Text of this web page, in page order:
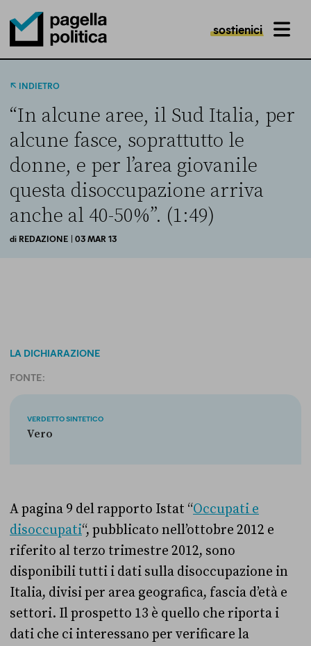
Pagella Politica Logo
sostienici MENU
INDIETRO
“In alcune aree, il Sud Italia, per
alcune fasce, soprattutto le
donne, e per l’area giovanile
questa disoccupazione arriva
anche al 40-50%”. (1:49)
di REDAZIONE | 03 MAR 13
LA DICHIARAZIONE
FONTE:
VERDETTO SINTETICO
Vero
A pagina 9 del rapporto Istat “Occupati e
disoccupati“, pubblicato nell’ottobre 2012 e
riferito al terzo trimestre 2012, sono
disponibili tutti i dati sulla disoccupazione in
Italia, divisi per area geografica, fascia d’età e
settori. Il prospetto 13 è quello che riporta i
dati che ci interessano per verificare la